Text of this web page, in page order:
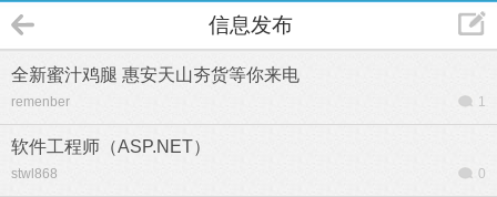
信息发布
全新蜜汁鸡腿 惠安天山夯货等你来电
remenber 1
软件工程师（ASP.NET）
stwl868 0